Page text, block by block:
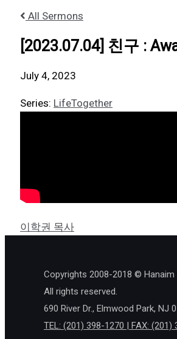
All Sermons
[2023.07.04] 친구 :
July 4, 2023
Series: LifeTogether
이학권 목사
Copyrights 2008-2018 © Hanaim
All rights reserved.
690 River Dr., Elmwood Park, NJ
TEL: (201) 398-1270 | FAX: (201)